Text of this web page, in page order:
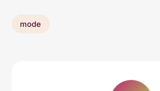
mode